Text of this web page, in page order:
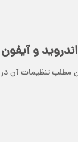
و آيفون
مطلب تنظیمات آن در